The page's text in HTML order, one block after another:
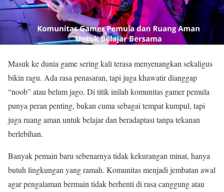
Masuk ke dunia game sering kali terasa menyenangkan sekaligus
bikin ragu. Ada rasa penasaran, tapi juga khawatir dianggap
“noob” atau belum jago. Di titik inilah komunitas gamer pemula
punya peran penting, bukan cuma sebagai tempat kumpul, tapi
juga ruang aman untuk belajar dan beradaptasi tanpa tekanan
berlebihan.
Banyak pemain baru sebenarnya tidak kekurangan minat, hanya
butuh lingkungan yang ramah. Komunitas menjadi jembatan awal
agar pengalaman bermain tidak berhenti di rasa canggung atau